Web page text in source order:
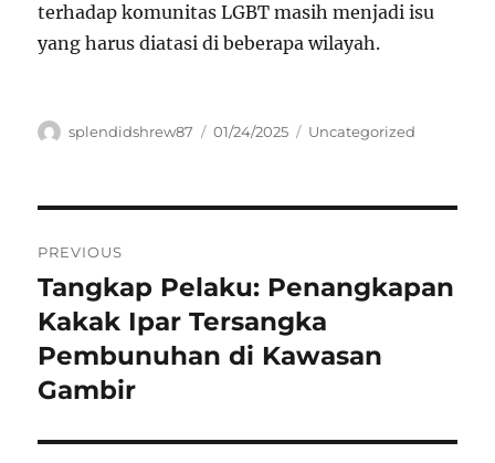
terhadap komunitas LGBT masih menjadi isu
yang harus diatasi di beberapa wilayah.
Author
splendidshrew87
Posted
01/24/2025 Categories
Uncategorized
pos
PREVIOUS
Previous
post:
Tangkap Pelaku: Penangkapan
Kakak Ipar Tersangka
Pembunuhan di Kawasan
Gambir